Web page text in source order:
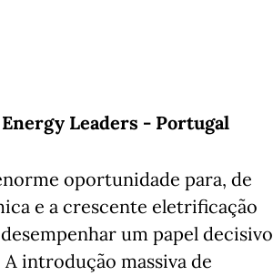
Leaders - Portugal
oportunidade para, de
e a crescente eletrificação
um papel decisivo
introdução massiva de